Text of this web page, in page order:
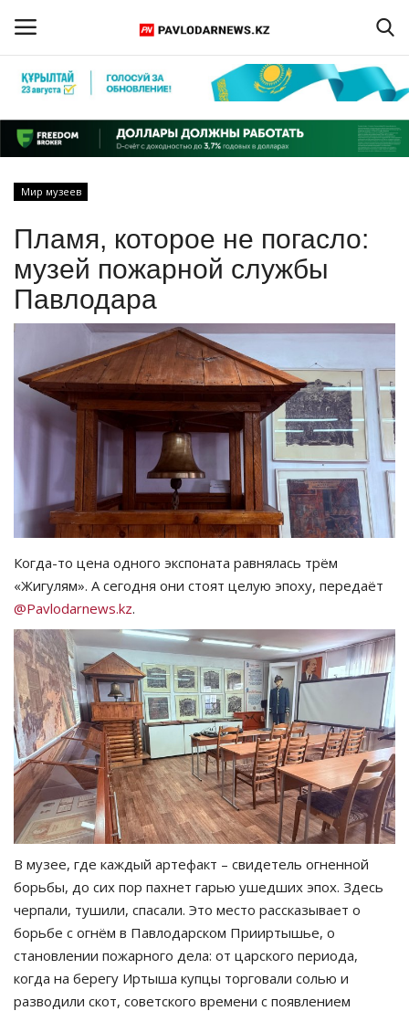
Регистрация
Главная
ПАВЛОДАРСКАЯ ОБЛАСТЬ
КАЗАХСТАН
СПЕЦПРОЕКТЫ
СПОРТ
Чек-лист
РАЗВЛЕЧЕНИЯ
OFFICIAL
Курултай
Язык
Қазақша Русский
Мир музеев
Пламя, которое не погасло:
музей пожарной службы
Павлодара
Когда-то цена одного экспоната равнялась трём
«Жигулям». А сегодня они стоят целую эпоху, передаёт
@Pavlodarnews.kz.
В музее, где каждый артефакт – свидетель огненной
борьбы, до сих пор пахнет гарью ушедших эпох. Здесь
черпали, тушили, спасали. Это место рассказывает о
борьбе с огнём в Павлодарском Прииртышье, о
становлении пожарного дела: от царского периода,
когда на берегу Иртыша купцы торговали солью и
разводили скот, советского времени с появлением